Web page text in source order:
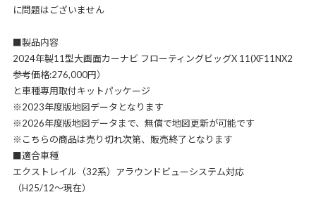
に問題はございません
■製品内容
2024年製11型大画面カーナビ フローティングビッグX 11(XF11NX2
参考価格:276,000円）
と車種専用取付キットパッケージ
※2023年度版地図データとなります
※2026年度版地図データまで、無償で地図更新が可能です
※こちらの商品は売り切れ次第、販売終了となります
■適合車種
エクストレイル（32系）アラウンドビューシステム対応
（H25/12～現在）